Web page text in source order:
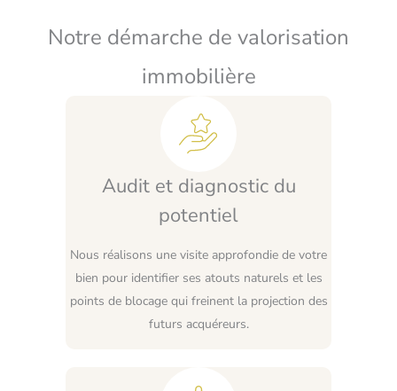
Notre démarche de valorisation
immobilière
Audit et diagnostic du
potentiel
Nous réalisons une visite approfondie de votre
bien pour identifier ses atouts naturels et les
points de blocage qui freinent la projection des
futurs acquéreurs.